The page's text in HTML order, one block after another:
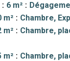
6 m²
m²
Chambre,
m²
Chambre,
m²
Chambre,